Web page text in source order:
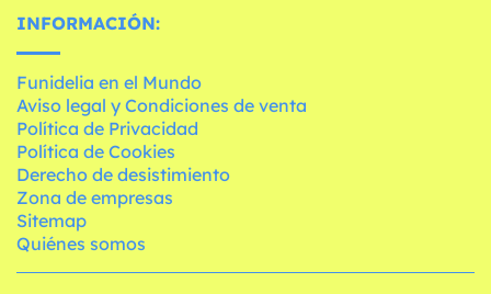
INFORMACIÓN:
Funidelia en el Mundo
Aviso legal y Condiciones de venta
Política de Privacidad
Política de Cookies
Derecho de desistimiento
Zona de empresas
Sitemap
Quiénes somos